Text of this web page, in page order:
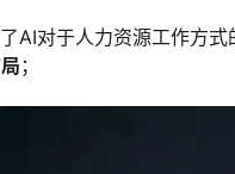
AI对于人力资源工作方式
；